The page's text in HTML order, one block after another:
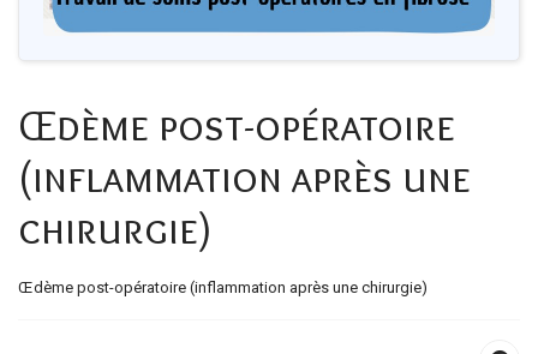
Œdème post-opératoire
(inflammation après une
chirurgie)
Œdème post-opératoire (inflammation après une chirurgie)